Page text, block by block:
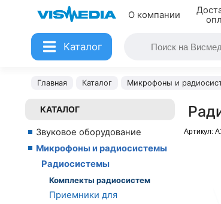
О компании
Каталог
Главная Каталог Микрофоны и
КАТАЛОГ
Звуковое оборудование
Микрофоны и радиосистемы
Радиосистемы
Комплекты радиосистем
Приемники для
Артикул: